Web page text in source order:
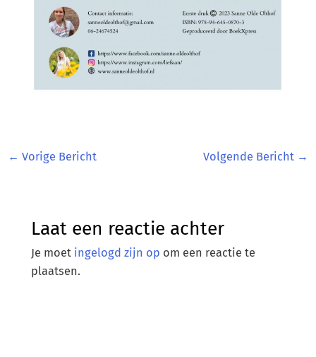
← Vorige Bericht Volgende Bericht →
Laat een reactie achter
Je moet ingelogd zijn op om een reactie te
plaatsen.